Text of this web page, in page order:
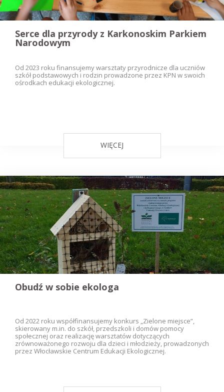
Serce dla przyrody z Karkonoskim Parkiem
Narodowym
Od 2023 roku finansujemy warsztaty przyrodnicze dla uczniów
szkół podstawowych i rodzin prowadzone przez KPN w swoich
ośrodkach edukacji ekologicznej.
WIĘCEJ
Obudź w sobie ekologa
Od 2022 roku współfinansujemy konkurs „Zielone miejsce”,
skierowany m.in. do szkół, przedszkoli i domów pomocy
społecznej oraz realizację warsztatów dotyczących
zrównoważonego rozwoju dla dzieci i młodzieży, prowadzonych
przez Włocławskie Centrum Edukacji Ekologicznej.